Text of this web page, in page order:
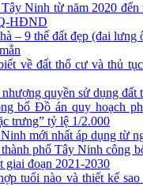
Ninh từ năm 2020 đến
HĐND
– 9 thế đất đẹp (đai lưng
về đất thổ cư và thủ
quyền sử dụng đất
bố Đồ án quy hoạch
trưng” tỷ lệ 1/2.000
mới nhất áp dụng từ
phố Tây Ninh công
giai đoạn 2021-2030
tuổi nào và thiết kế